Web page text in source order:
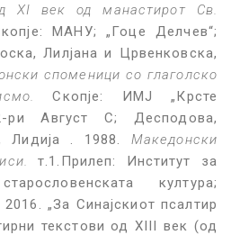
XI век од манастирот Св.
МАНУ; „Гоце Делчев“;
Лилјана и Црвенковска,
споменици со глаголско
Скопје: ИМЈ „Крсте
ри Август С; Десподова,
Лидија . 1988. Македонски
т.1.Прилеп: Институт за
култура;
„За Синајскиот псалтир
текстови од XIII вeк (од